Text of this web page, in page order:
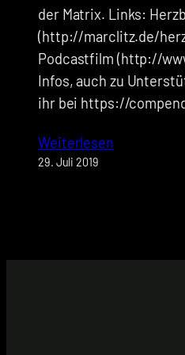
der Matrix. Links:
(http://marclitz.de/
Podcastfilm (http://
Infos, auch zu
ihr bei https://
Weiterlesen
29. Juli 2019